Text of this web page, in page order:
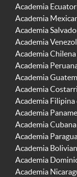
Academia
Academia
Academia
Academia
Academia
Academia
Academia
Academia
Academia Filipina
Academia
Academia
Academia
Academia
Academia
Academia